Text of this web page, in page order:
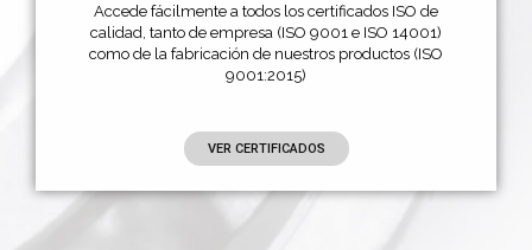
Accede fácilmente a todos los certificados ISO de
calidad, tanto de empresa (ISO 9001 e ISO 14001)
como de la fabricación de nuestros productos (ISO
9001:2015)
VER CERTIFICADOS